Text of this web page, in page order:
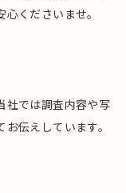
くださいませ。
社では調査内容や写
伝えしています。